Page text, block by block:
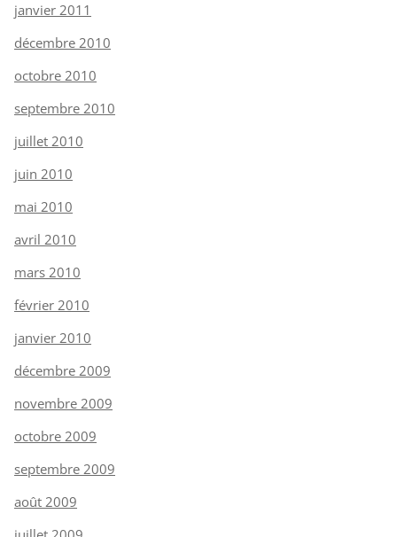
janvier 2011
décembre 2010
octobre 2010
septembre 2010
juillet 2010
juin 2010
mai 2010
avril 2010
mars 2010
février 2010
janvier 2010
décembre 2009
novembre 2009
octobre 2009
septembre 2009
août 2009